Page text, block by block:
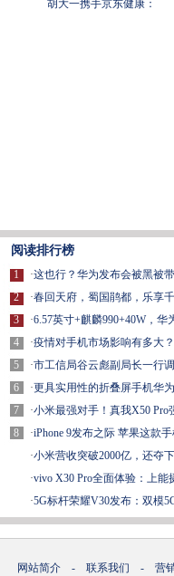
胡大一携手京东健康：
阅读排行榜
1
2
3
4
5
6
7
8
·这也行？华为发布会被黑被
·春回天府，蜀国鹃都，乐享
·6.57英寸+麒麟990+40W，华
·疫情对手机市场影响有多大
·市工信局谷云彪副局长一行
·更具实用性的折叠屏手机华
·小米最强对手！真我X50 Pro
·iPhone 9发布之际 苹果这款
·小米营收突破2000亿，还夺
·vivo X30 Pro全面体验：上能
·5G标杆荣耀V30发布：双模
网站简介 - 联系我们 - 营